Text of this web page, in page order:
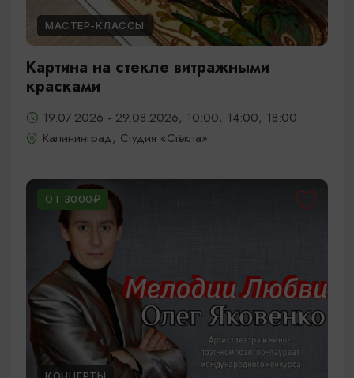
МАСТЕР-КЛАССЫ
Картина на стекле витражными
красками
19.07.2026 - 29.08.2026, 10:00, 14:00, 18:00
Калининград, Студия «Стёкла»
ОТ 3000₽